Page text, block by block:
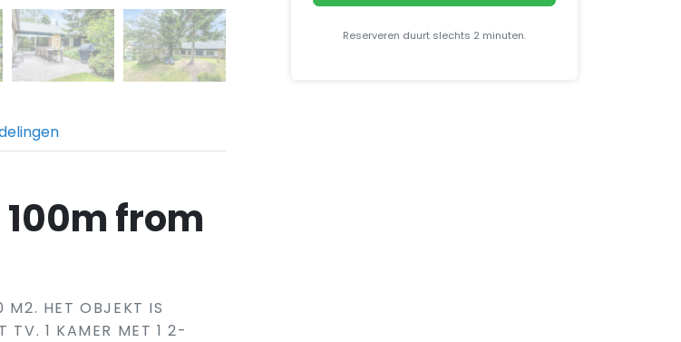
from
HET OBJEKT IS
TV. 1 KAMER MET 1 2-
Reserveren duurt slechts 2 minuten.